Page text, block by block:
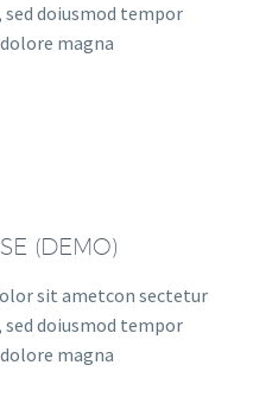
doiusmod tempor
magna
(DEMO)
sit ametcon sectetur
doiusmod tempor
magna